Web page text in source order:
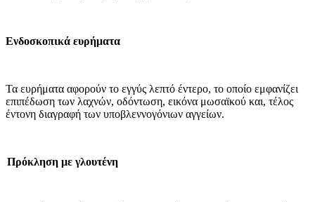
Ενδοσκοπικά ευρήματα
Τα ευρήματα αφορούν το εγγύς λεπτό έντερο, το οποίο εμφανίζει
επιπέδωση των λαχνών, οδόντωση, εικόνα μωσαϊκού και, τέλος
έντονη διαγραφή των υποβλεννογόνιων αγγείων.
Πρόκληση με γλουτένη